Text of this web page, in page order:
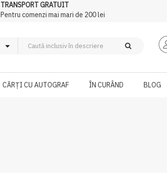
TRANSPORT GRATUIT
Pentru comenzi mai mari de 200 lei
CĂRȚI CU AUTOGRAF ÎN CURÂND BLOG